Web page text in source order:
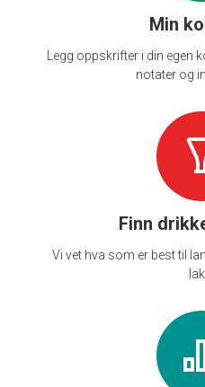
Min
Legg oppskrifter i din egen
notater og
Finn
Vi vet hva som er best til